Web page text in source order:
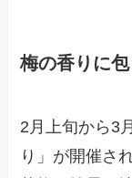
梅の香りに
2月上旬から3
り」が開催さ